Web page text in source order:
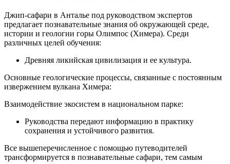
Джип-сафари в Анталье под руководством экспертов
предлагает познавательные знания об окружающей среде,
истории и геологии горы Олимпос (Химера). Среди
различных целей обучения:
Древняя ликийская цивилизация и ее культура.
Основные геологические процессы, связанные с постоянным
извержением вулкана Химера:
Взаимодействие экосистем в национальном парке:
Руководства передают информацию в практику
сохранения и устойчивого развития.
Все вышеперечисленное с помощью путеводителей
трансформируется в познавательные сафари, тем самым